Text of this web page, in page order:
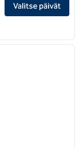
Valitse päivät